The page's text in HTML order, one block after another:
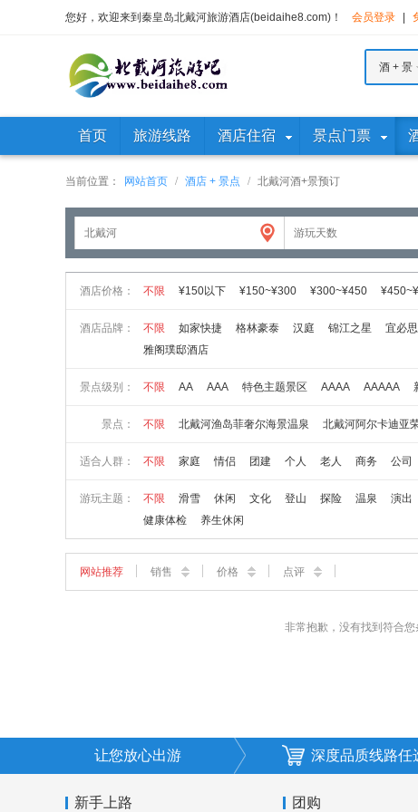
您好，欢迎来到秦皇岛北戴河旅游酒店(beidaihe8.com)！ 会员登录
酒 + 景
首页 旅游线路 酒店住宿 景点门票
当前位置： 网站首页 / 酒店 + 景点 / 北戴河酒+景预订
酒店价格： 不限 ¥150以下 ¥150~¥300 ¥300~¥450
酒店品牌： 不限 如家快捷 格林豪泰 汉庭 锦江之星 宜必思
雅阁璞邸酒店
景点级别： 不限 AA AAA 特色主题景区 AAAA AAAAA
景点： 不限 北戴河渔岛菲奢尔海景温泉 北戴河阿尔卡迪亚
适合人群： 不限 家庭 情侣 团建 个人 老人 商务 公司
游玩主题： 不限 滑雪 休闲 文化 登山 探险 温泉 演出
健康体检
养生休闲
网站推荐 销售 价格 点评
非常抱歉，没有找到符合
让您放心出游 深度品质线路任
新手上路 团购